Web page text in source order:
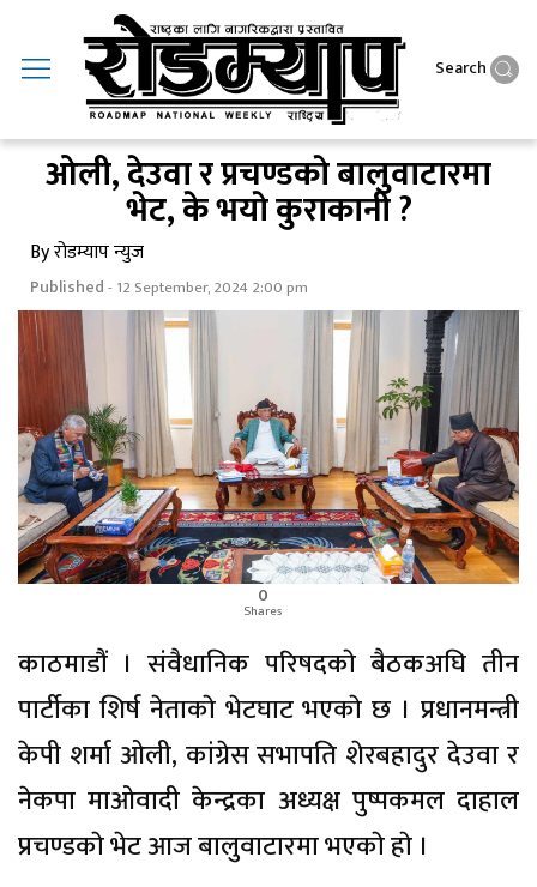
Search
ओली, देउवा र प्रचण्डकाे बालुवाटारमा
भेट, के भयाे कुराकानी ?
By रोडम्याप न्युज
Published- 12 September, 2024 2:00 pm
0
Shares
काठमाडौं । संवैधानिक परिषदकाे बैठकअघि तीन
पार्टीका शिर्ष नेताकाे भेटघाट भएकाे छ । प्रधानमन्त्री
केपी शर्मा ओली, कांग्रेस सभापति शेरबहादुर देउवा र
नेकपा माओवादी केन्द्रका अध्यक्ष पुष्पकमल दाहाल
प्रचण्डकाे भेट आज बालुवाटारमा भएकाे हाे ।